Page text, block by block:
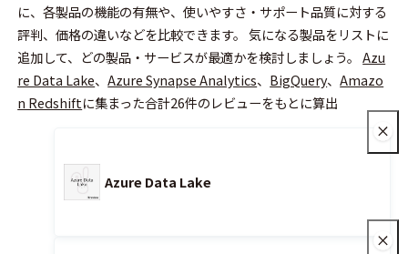
に、各製品の機能の有無や、使いやすさ・サポート品質に対する
評判、価格の違いなどを比較できます。 気になる製品をリストに
追加して、どの製品・サービスが最適かを検討しましょう。Azu
re Data Lake、Azure Synapse Analytics、 BigQuery、Amazo
n Redshiftに集まった合計26件のレビューをもとに算出
Azure Data Lake